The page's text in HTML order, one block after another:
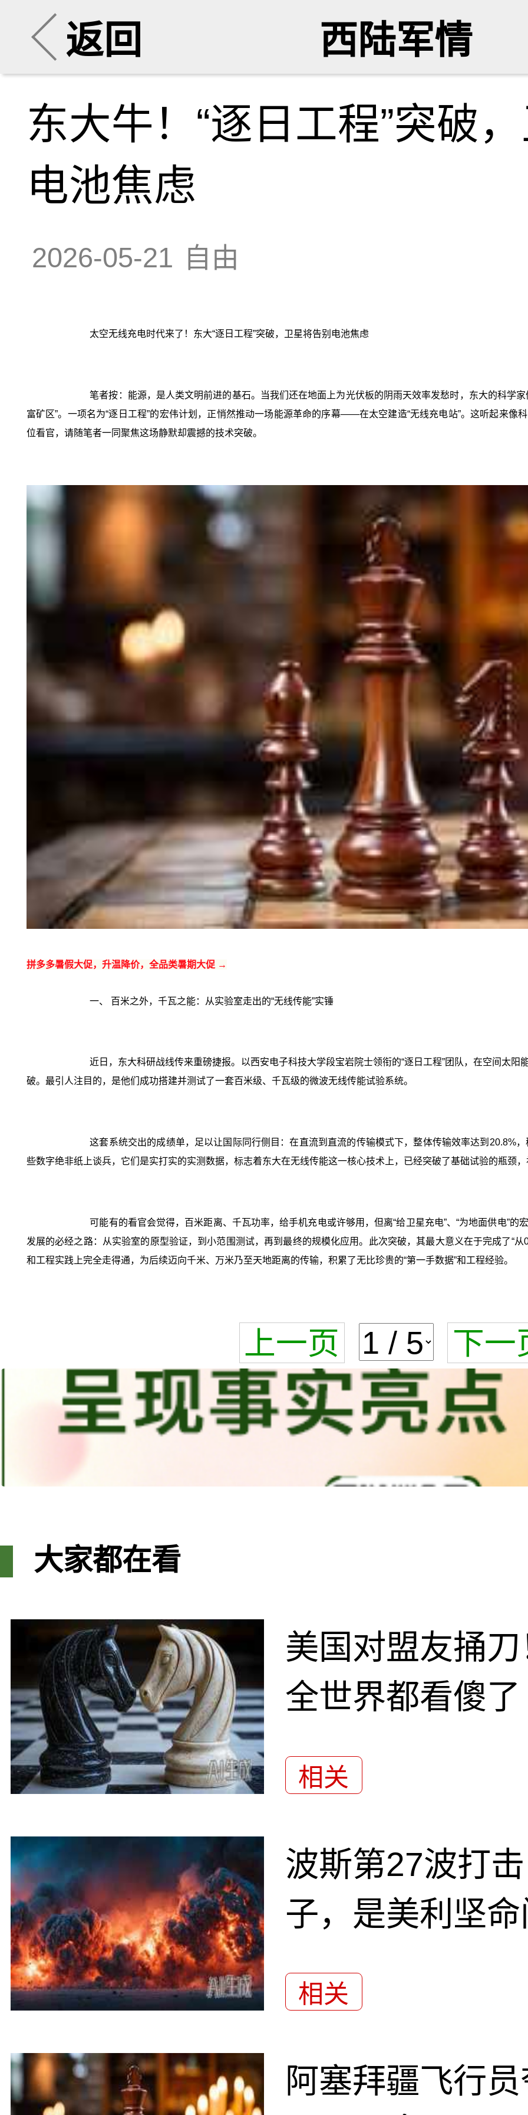
返回 西陆军情
东大牛！“逐日工程”突破
电池焦虑
2026-05-21 自由
太空无线充电时代来了！东大“逐日工程”突破，卫星将告别电池焦虑
笔者按：能源，是人类文明前进的基石。当我们还在地面上为光伏板的阴雨天效率发愁时，东大的科学
富矿区”。一项名为“逐日工程”的宏伟计划，正悄然推动一场能源革命的序幕——在太空建造“无线充电站”。这听起来像
位看官，请随笔者一同聚焦这场静默却震撼的技术突破。
拼多多暑假大促，升温降价，全品类暑期大促 →
一、 百米之外，千瓦之能：从实验室走出的“无线传能”实锤
近日，东大科研战线传来重磅捷报。以西安电子科技大学段宝岩院士领衔的“逐日工程”团队，在空间太
破。最引人注目的，是他们成功搭建并测试了一套百米级、千瓦级的微波无线传能试验系统。
这套系统交出的成绩单，足以让国际同行侧目：在直流到直流的传输模式下，整体传输效率达到20.8%
些数字绝非纸上谈兵，它们是实打实的实测数据，标志着东大在无线传能这一核心技术上，已经突破了基础试验的瓶颈
可能有的看官会觉得，百米距离、千瓦功率，给手机充电或许够用，但离“给卫星充电”、“为地面供电”
发展的必经之路：从实验室的原型验证，到小范围测试，再到最终的规模化应用。此次突破，其最大意义在于完成了“
和工程实践上完全走得通，为后续迈向千米、万米乃至天地距离的传输，积累了无比珍贵的“第一手数据”和工程经验。
上一页 下一
大家都在看
美国对盟友捅
全世界都看傻了
相关
波斯第27波打
子，是美利坚
相关
阿塞拜疆飞行